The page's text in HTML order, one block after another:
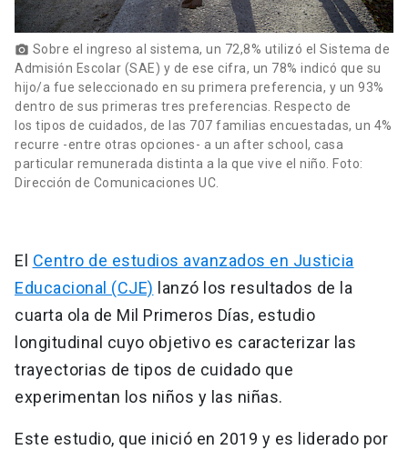
photo_camera Sobre el ingreso al sistema, un 72,8% utilizó el Sistema de
Admisión Escolar (SAE) y de ese cifra, un 78% indicó que su
hijo/a fue seleccionado en su primera preferencia, y un 93%
dentro de sus primeras tres preferencias. Respecto de
los tipos de cuidados, de las 707 familias encuestadas, un 4%
recurre -entre otras opciones- a un after school, casa
particular remunerada distinta a la que vive el niño. Foto:
Dirección de Comunicaciones UC.
El Centro de estudios avanzados en Justicia
Educacional (CJE) lanzó los resultados de la
cuarta ola de Mil Primeros Días, estudio
longitudinal cuyo objetivo es caracterizar las
trayectorias de tipos de cuidado que
experimentan los niños y las niñas.
Este estudio, que inició en 2019 y es liderado por